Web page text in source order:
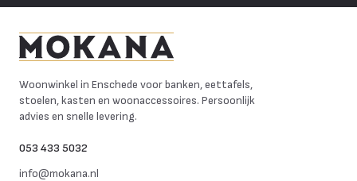
Woonwinkel in Enschede voor banken, eettafels,
stoelen, kasten en woonaccessoires. Persoonlijk
advies en snelle levering.
053 433 5032
info@mokana.nl